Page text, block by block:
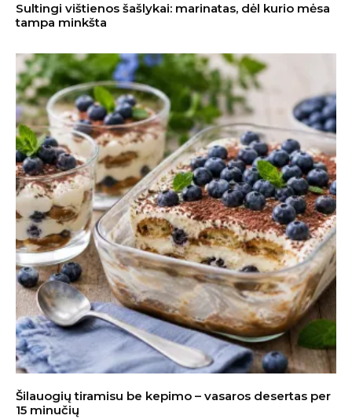
Sultingi vištienos šašlykai: marinatas, dėl kurio mėsa
tampa minkšta
Šilauogių tiramisu be kepimo – vasaros desertas per
15 minučių